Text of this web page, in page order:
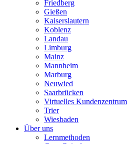
Friedberg
Gießen
Kaiserslautern
Koblenz
Landau
Limburg
Mainz
Mannheim
Marburg
Neuwied
Saarbrücken
Virtuelles Kundenzentrum
Trier
Wiesbaden
Über uns
Lernmethoden